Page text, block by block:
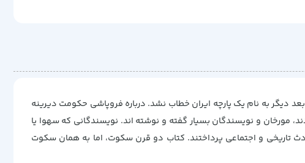
دیگر به نام یک پارچه ایران خطاب نشد. درباره فروپاشی حکومت دیرینه
مورخان و نویسندگان بسیار گفته و نوشته اند. نویسندگانی که سهوا یا
تاریخی و اجتماعی پرداختند. کتاب دو قرن سکوت، اما به همان سکوت